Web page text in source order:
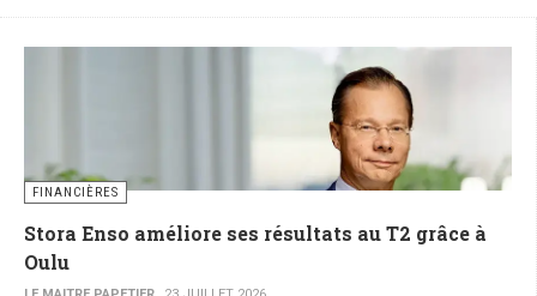
FINANCIÈRES
Stora Enso améliore ses résultats au T2 grâce à
Oulu